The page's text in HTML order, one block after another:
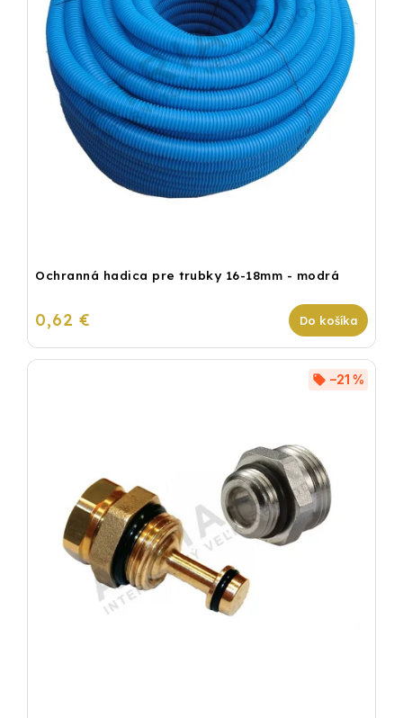
Ochranná hadica pre trubky 16-18mm - modrá
0,62 € Do košíka
–21 %